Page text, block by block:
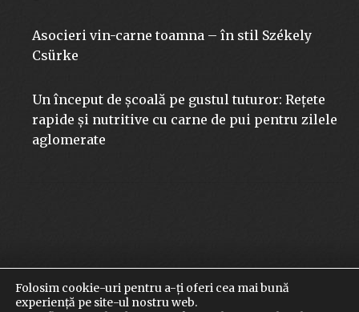
Asocieri vin-carne toamna – în stil Székely
Csürke
Un început de școală pe gustul tuturor: Rețete
rapide și nutritive cu carne de pui pentru zilele
aglomerate
© 2026 szekelycsurke.ro | Toate drepturile rezervate
Folosim cookie-uri pentru a-ți oferi cea mai bună
experiență pe site-ul nostru web.